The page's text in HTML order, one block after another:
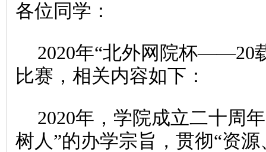
各位同学：
2020年“北外网院杯——20
比赛，相关内容如下：
2020年，学院成立二十周
树人”的办学宗旨，贯彻“资